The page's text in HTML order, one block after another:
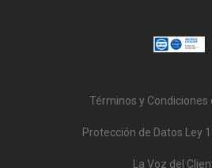
Términos y Condiciones
Protección de Datos Ley
La Voz del